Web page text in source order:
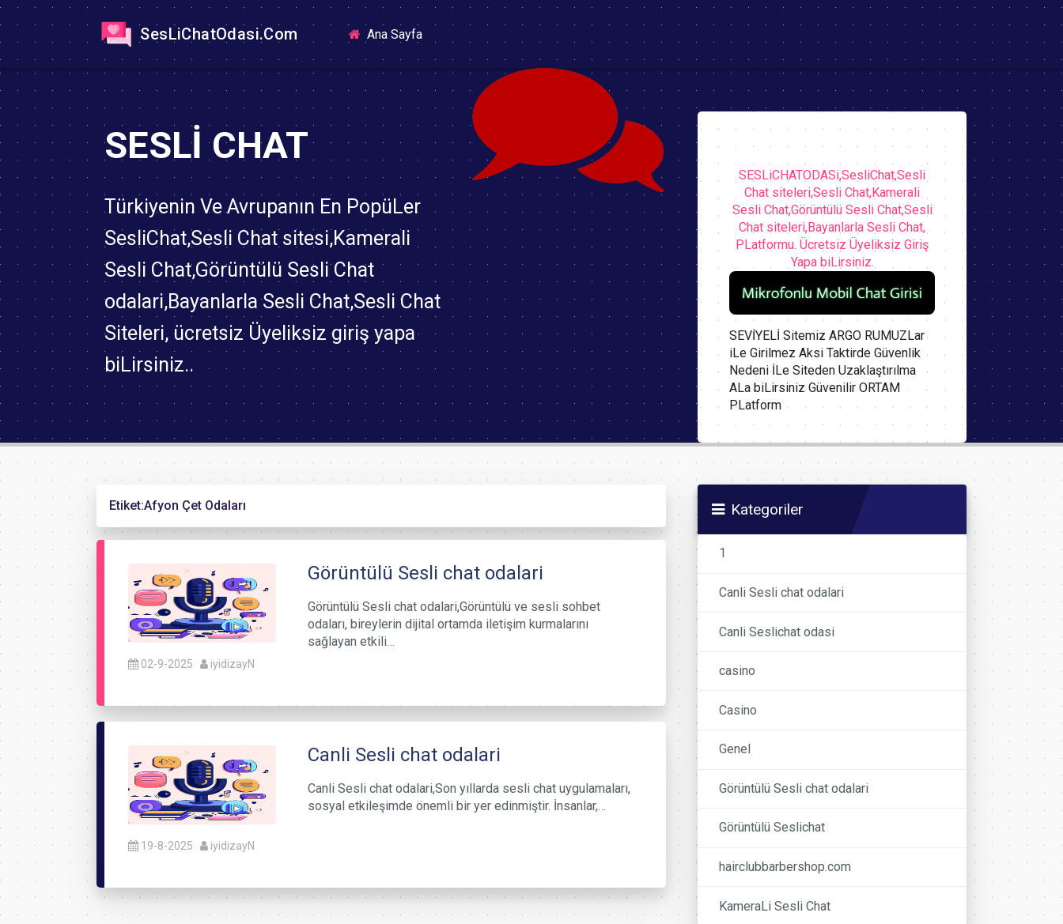
SesLiChatOdasi.Com Ana Sayfa(current)
SESLI CHAT
Türkiyenin Ve Avrupanın En PopüLer
SesliChat,Sesli Chat sitesi,Kamerali
Sesli Chat,Görüntülü Sesli Chat
odalari,Bayanlarla Sesli Chat,Sesli Chat
Siteleri, ücretsiz Üyeliksiz giriş yapa
biLirsiniz..
SESLiCHATODASi,SesliChat,Sesli
Chat siteleri,Sesli Chat,Kamerali
Sesli Chat,Görüntülü Sesli Chat,Sesli
Chat siteleri,Bayanlarla Sesli Chat,
PLatformu. Ücretsiz Üyeliksiz Giriş
Yapa biLirsiniz.
SEVİYELİ Sitemiz ARGO RUMUZLar
iLe Girilmez Aksi Taktirde Güvenlik
Nedeni İLe Siteden Uzaklaştırılma
ALa biLirsiniz Güvenilir ORTAM
PLatform
Etiket:Afyon Çet Odaları
02-9-2025 iyidizayN
Görüntülü Sesli chat odalari
Görüntülü Sesli chat odalari,Görüntülü ve sesli sohbet
odaları, bireylerin dijital ortamda iletişim kurmalarını
sağlayan etkili…
19-8-2025 iyidizayN
Canli Sesli chat odalari
Canli Sesli chat odalari,Son yıllarda sesli chat uygulamaları,
sosyal etkileşimde önemli bir yer edinmiştir. İnsanlar,…
Kategoriler
1
Canli Sesli chat odalari
Canli Seslichat odasi
casino
Casino
Genel
Görüntülü Sesli chat odalari
Görüntülü Seslichat
hairclubbarbershop.com
KameraLi Sesli Chat